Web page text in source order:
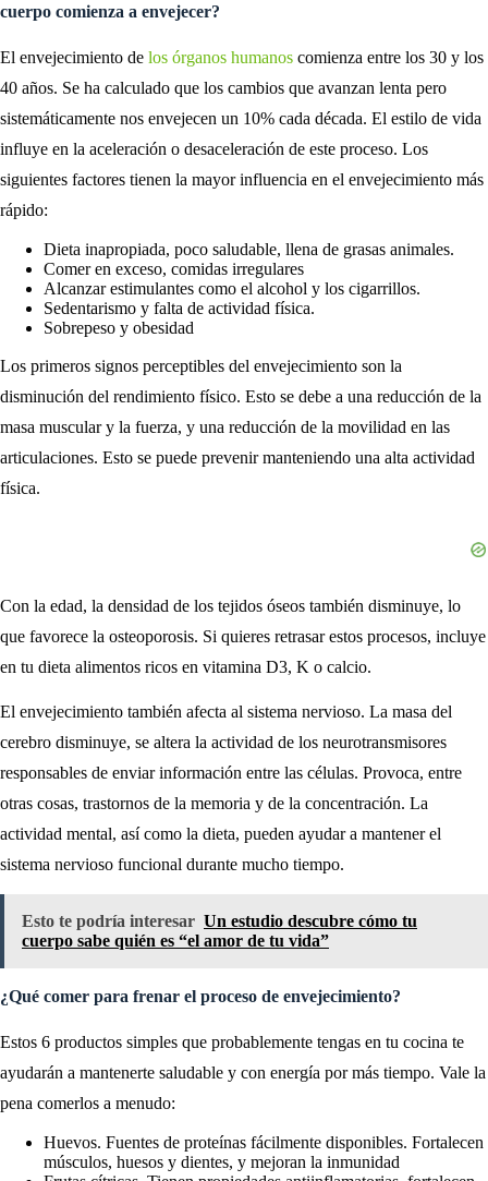
cuerpo comienza a envejecer?
El envejecimiento de los órganos humanos comienza entre los 30 y los
40 años. Se ha calculado que los cambios que avanzan lenta pero
sistemáticamente nos envejecen un 10% cada década. El estilo de vida
influye en la aceleración o desaceleración de este proceso. Los
siguientes factores tienen la mayor influencia en el envejecimiento más
rápido:
Dieta inapropiada, poco saludable, llena de grasas animales.
Comer en exceso, comidas irregulares
Alcanzar estimulantes como el alcohol y los cigarrillos.
Sedentarismo y falta de actividad física.
Sobrepeso y obesidad
Los primeros signos perceptibles del envejecimiento son la
disminución del rendimiento físico. Esto se debe a una reducción de la
masa muscular y la fuerza, y una reducción de la movilidad en las
articulaciones. Esto se puede prevenir manteniendo una alta actividad
física.
Con la edad, la densidad de los tejidos óseos también disminuye, lo
que favorece la osteoporosis. Si quieres retrasar estos procesos, incluye
en tu dieta alimentos ricos en vitamina D3, K o calcio.
El envejecimiento también afecta al sistema nervioso. La masa del
cerebro disminuye, se altera la actividad de los neurotransmisores
responsables de enviar información entre las células. Provoca, entre
otras cosas, trastornos de la memoria y de la concentración. La
actividad mental, así como la dieta, pueden ayudar a mantener el
sistema nervioso funcional durante mucho tiempo.
Esto te podría interesar Un estudio descubre cómo tu
cuerpo sabe quién es “el amor de tu vida”
¿Qué comer para frenar el proceso de envejecimiento?
Estos 6 productos simples que probablemente tengas en tu cocina te
ayudarán a mantenerte saludable y con energía por más tiempo. Vale la
pena comerlos a menudo:
Huevos. Fuentes de proteínas fácilmente disponibles. Fortalecen
músculos, huesos y dientes, y mejoran la inmunidad